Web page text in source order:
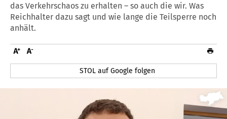
das Verkehrschaos zu erhalten – so auch die wir. Was
Reichhalter dazu sagt und wie lange die Teilsperre noch
anhält.
STOL auf Google folgen